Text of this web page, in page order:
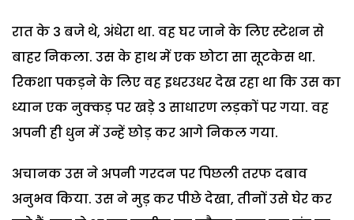
रात के 3 बजे थे, अंधेरा था. वह घर जाने के लिए स्टेशन से
बाहर निकला. उस के हाथ में एक छोटा सा सूटकेस था.
रिकशा पकड़ने के लिए वह इधरउधर देख रहा था कि उस का
ध्यान एक नुक्कड़ पर खड़े 3 साधारण लड़कों पर गया. वह
अपनी ही धुन में उन्हें छोड़ कर आगे निकल गया.
अचानक उस ने अपनी गरदन पर पिछली तरफ दबाव
अनुभव किया. उस ने मुड़ कर पीछे देखा, तीनों उसे घेर कर